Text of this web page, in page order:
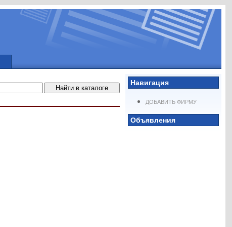
Навигация
ДОБАВИТЬ ФИРМУ
Объявления